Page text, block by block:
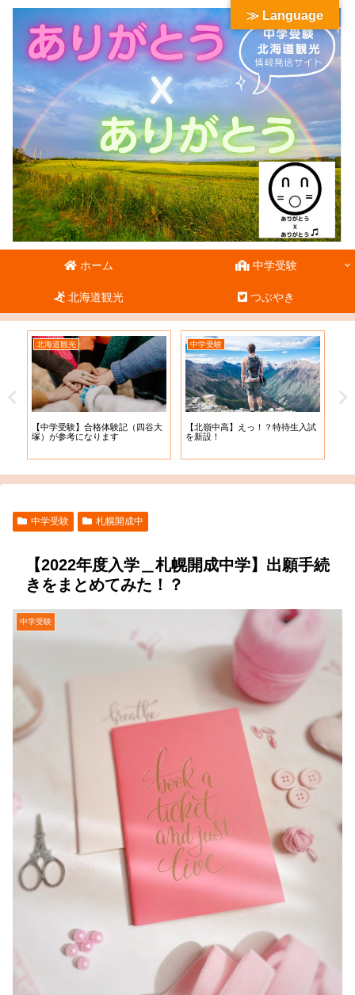
ホーム 中学受験
北海道観光 つぶやき
北海道観光
【中学受験】合格体験記（四谷大
塚）が参考になります
中学受験
【北嶺中高】えっ！？特待生入試
を新設！
中学受験 札幌開成中
【2022年度入学＿札幌開成中学】出願手続
きをまとめてみた！？
中学受験
≫ Language